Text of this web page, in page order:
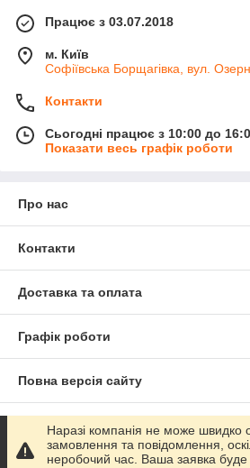
Працює з 03.07.2018
м. Київ
Софіївська Борщагівка, вул.
Контакти
Сьогодні працює з 10:00 до
Показати весь графік роботи
Про нас
Контакти
Доставка та оплата
Графік роботи
Повна версія сайту
Сайт створено на маркетплейсі
Наразі компанія не може швидко
замовлення та повідомлення,
неробочий час. Ваша заявка